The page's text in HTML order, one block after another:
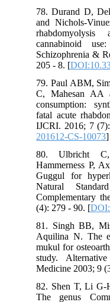
78. Durand D,
and Nichols-
cannabinoid
Schizophrenia
205 - 8. [
79. Paul ABM,
C, Mahesan
consumption:
fatal acute
IJCRI. 2016;
201612-CS-
80.
Hammerness
Guggul for
Natural
(4): 279 - 90. [
81. Singh
Aquilina N.
mukul for
study.
Medicine 2003;
82. Shen T,
The genus